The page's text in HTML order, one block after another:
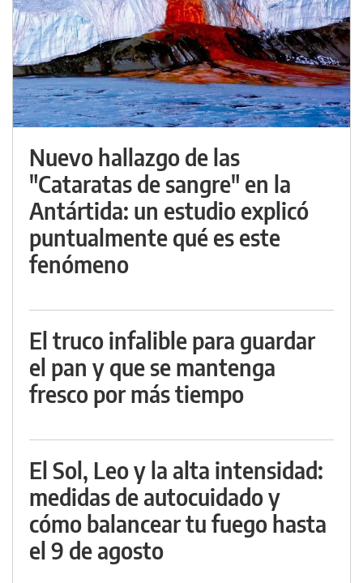
Nuevo hallazgo de las
"Cataratas de sangre" en la
Antártida: un estudio explicó
puntualmente qué es este
fenómeno
El truco infalible para guardar
el pan y que se mantenga
fresco por más tiempo
El Sol, Leo y la alta intensidad:
medidas de autocuidado y
cómo balancear tu fuego hasta
el 9 de agosto